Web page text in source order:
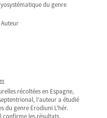
du genre
Auteur
récoltées en Espagne,
l'auteur a étudié
du genre Erodiuni L'hér.
confirme les résultats